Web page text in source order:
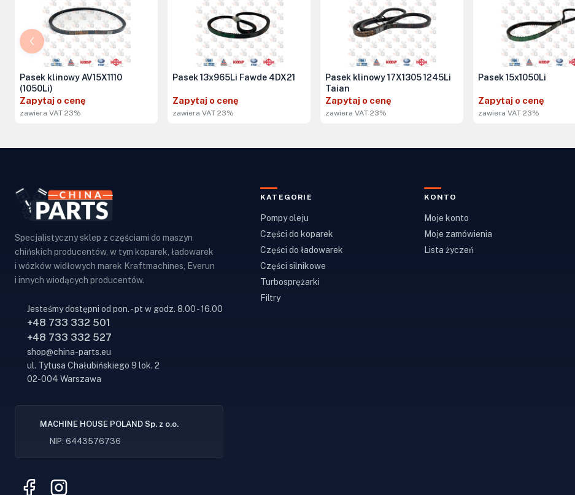
Pasek klinowy AV15X1110
(1050Li)
Zapytaj o cenę
zawiera VAT 23%
Pasek 13x965Li Fawde 4DX21
Zapytaj o cenę
zawiera VAT 23%
Pasek klinowy 17X1305 1245Li
Taian
Zapytaj o cenę
zawiera VAT 23%
Pasek 15x1050Li
Zapytaj o cenę
zawiera VAT 23%
Specjalistyczny sklep z częściami do maszyn
chińskich producentów, w tym koparek, ładowarek
i wózków widłowych marek Kraftmachines, Everun
i innych wiodących producentów.
Jesteśmy dostępni od pon. - pt w godz. 8.00 - 16.00
+48 733 332 501
+48 733 332 527
shop@china-parts.eu
ul. Tytusa Chałubińskiego 9 lok. 2
02-004 Warszawa
MACHINE HOUSE POLAND Sp. z o.o.
NIP: 6443576736
KATEGORIE
Pompy oleju
Części do koparek
Części do ładowarek
Części silnikowe
Turbosprężarki
Filtry
KONTO
Moje konto
Moje zamówienia
Lista życzeń